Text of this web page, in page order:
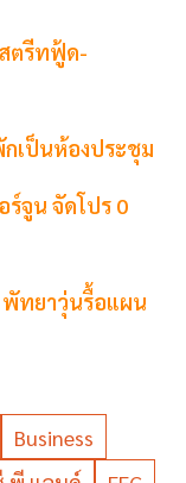
ตรีทฟู้ด-
กเป็นห้องประชุม
ร์จูน จัดโปร 0
พัทยาวุ่นรื้อแผน
Business